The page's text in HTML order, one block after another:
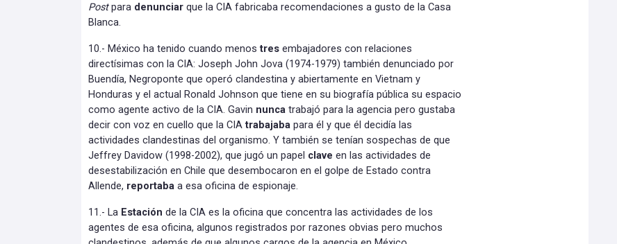
Postpara denunciar que la CIA fabricaba recomendaciones a gusto de la Casa
Blanca.
10.- México ha tenido cuando menostres embajadores con relaciones
directísimas con la CIA: Joseph John Jova (1974-1979) también denunciado por
Buendía, Negroponte que operó clandestina y abiertamente en Vietnam y
Honduras y el actual Ronald Johnson que tiene en su biografía pública su espacio
como agente activo de la CIA. Gavin nunca trabajó para la agencia pero gustaba
decir con voz en cuello que la CIAtrabajaba para él y que él decidía las
actividades clandestinas del organismo. Y también se tenían sospechas de que
Jeffrey Davidow (1998-2002), que jugó un papel clave en las actividades de
desestabilización en Chile que desembocaron en el golpe de Estado contra
Allende, reportaba a esa oficina de espionaje.
11.- La Estación de la CIA es la oficina que concentra las actividades de los
agentes de esa oficina, algunos registrados por razones obvias pero muchos